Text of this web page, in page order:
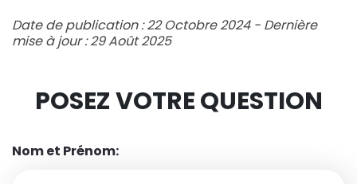
Date de publication : 22 Octobre 2024 - Dernière
mise à jour : 29 Août 2025
POSEZ VOTRE QUESTION
Nom et Prénom: